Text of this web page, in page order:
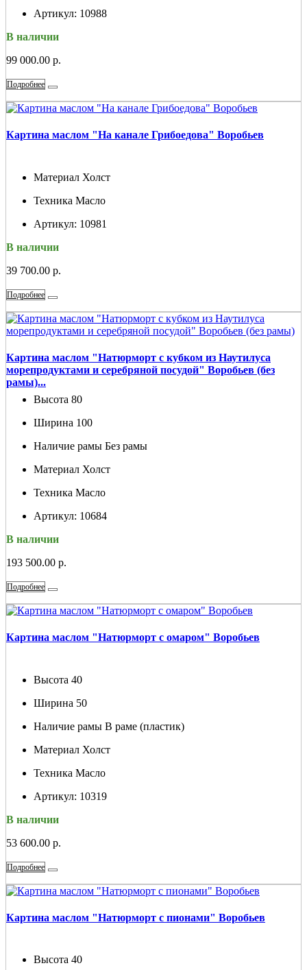
Артикул: 10988
В наличии
99 000.00 р.
Подробнее
Картина маслом "На канале Грибоедова" Воробьев
Материал Холст
Техника Масло
Артикул: 10981
В наличии
39 700.00 р.
Подробнее
Картина маслом "Натюрморт с кубком из Наутилуса
морепродуктами и серебряной посудой" Воробьев (без
рамы)...
Высота 80
Ширина 100
Наличие рамы Без рамы
Материал Холст
Техника Масло
Артикул: 10684
В наличии
193 500.00 р.
Подробнее
Картина маслом "Натюрморт с омаром" Воробьев
Высота 40
Ширина 50
Наличие рамы В раме (пластик)
Материал Холст
Техника Масло
Артикул: 10319
В наличии
53 600.00 р.
Подробнее
Картина маслом "Натюрморт с пионами" Воробьев
Высота 40